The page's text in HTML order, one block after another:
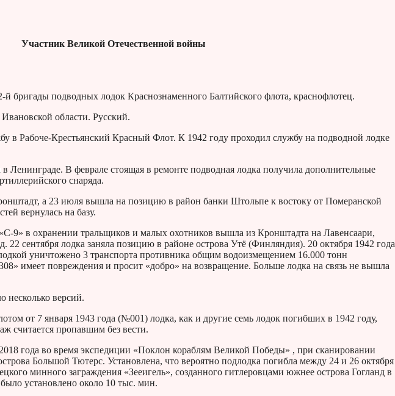
Участник Великой Отечественной войны
бригады подводных лодок Краснознаменного Балтийского флота, краснофлотец.
области. Русский.
в Рабоче-Крестьянский Красный Флот. К 1942 году проходил службу на подводной лодке
Ленинграде. В феврале стоящая в ремонте подводная лодка получила дополнительные
снаряда.
а 23 июля вышла на позицию в район банки Штольпе к востоку от Померанской
вернулась на базу.
9» в охранении тральщиков и малых охотников вышла из Кронштадта на Лавенсаари,
22 сентября лодка заняла позицию в районе острова Утё (Финляндия). 20 октября 1942 года
уничтожено 3 транспорта противника общим водоизмещением 16.000 тонн
имеет повреждения и просит «добро» на возвращение. Больше лодка на связь не вышла
несколько версий.
от 7 января 1943 года (№001) лодка, как и другие семь лодок погибших в 1942 году,
считается пропавшим без вести.
года во время экспедиции «Поклон кораблям Великой Победы» , при сканировании
Большой Тютерс. Установлена, что вероятно подлодка погибла между 24 и 26 октября
минного заграждения «Зееигель», созданного гитлеровцами южнее острова Гогланд в
было установлено около 10 тыс. мин.